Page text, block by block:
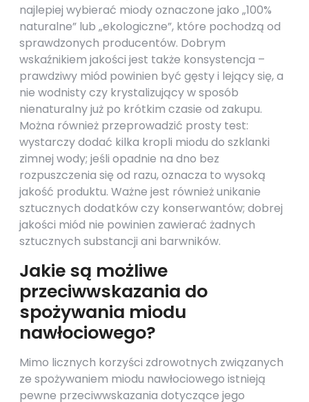
najlepiej wybierać miody oznaczone jako „100%
naturalne” lub „ekologiczne”, które pochodzą od
sprawdzonych producentów. Dobrym
wskaźnikiem jakości jest także konsystencja –
prawdziwy miód powinien być gęsty i lejący się, a
nie wodnisty czy krystalizujący w sposób
nienaturalny już po krótkim czasie od zakupu.
Można również przeprowadzić prosty test:
wystarczy dodać kilka kropli miodu do szklanki
zimnej wody; jeśli opadnie na dno bez
rozpuszczenia się od razu, oznacza to wysoką
jakość produktu. Ważne jest również unikanie
sztucznych dodatków czy konserwantów; dobrej
jakości miód nie powinien zawierać żadnych
sztucznych substancji ani barwników.
Jakie są możliwe
przeciwwskazania do
spożywania miodu
nawłociowego?
Mimo licznych korzyści zdrowotnych związanych
ze spożywaniem miodu nawłociowego istnieją
pewne przeciwwskazania dotyczące jego